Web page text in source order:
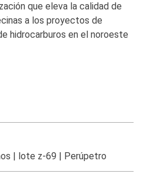
que eleva la calidad de
a los proyectos de
hidrocarburos en el noroeste
| lote z-69 | Perúpetro